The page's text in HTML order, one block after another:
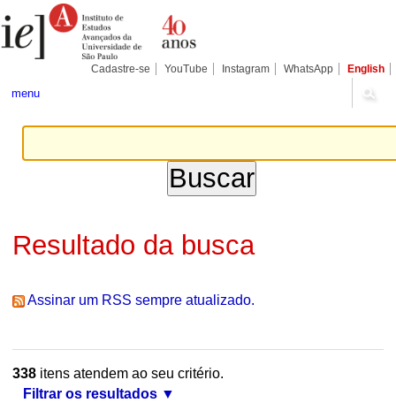
para
conteúdo.
Pessoais
Cadastre-se YouTube Instagram WhatsApp English
menu
Resultado da busca
Assinar um RSS sempre atualizado.
338itens atendem ao seu critério.
Filtrar os resultados